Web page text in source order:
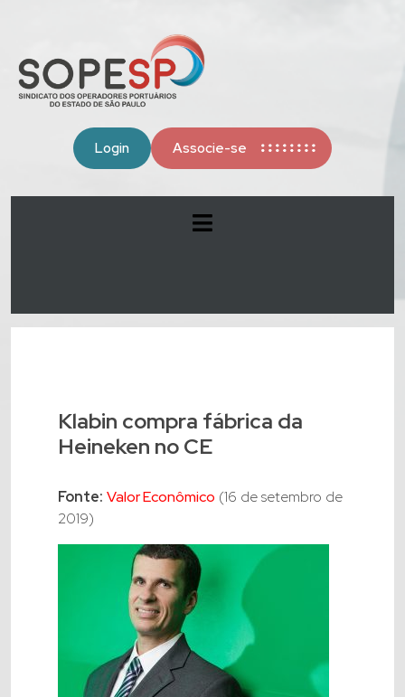
Login Associe-se
Klabin compra fábrica da
Heineken no CE
Fonte: Valor Econômico (16 de setembro de
2019)